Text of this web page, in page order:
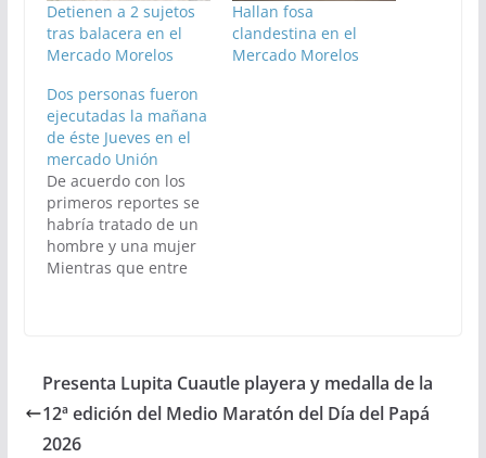
Detienen a 2 sujetos
tras balacera en el
Mercado Morelos
Hallan fosa
clandestina en el
Mercado Morelos
Dos personas fueron
ejecutadas la mañana
de éste Jueves en el
mercado Unión
De acuerdo con los
primeros reportes se
habría tratado de un
hombre y una mujer
Mientras que entre
Presenta Lupita Cuautle playera y medalla de la
12ª edición del Medio Maratón del Día del Papá
2026